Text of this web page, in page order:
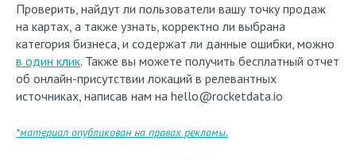
Проверить, найдут ли пользователи вашу точку продаж
на картах, а также узнать, корректно ли выбрана
категория бизнеса, и содержат ли данные ошибки, можно
в один клик. Также вы можете получить бесплатный отчет
об онлайн-присутствии локаций в релевантных
источниках, написав нам на hello@rocketdata.io
*материал опубликован на правах рекламы.